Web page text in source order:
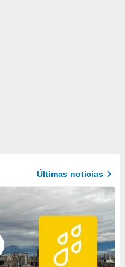
Últimas noticias